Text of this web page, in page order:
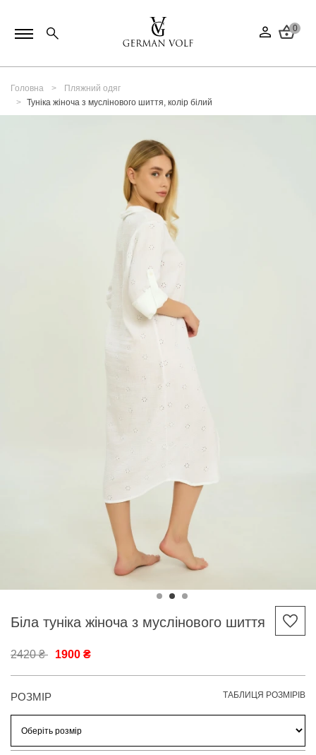
0
Головна
Пляжний одяг
Туніка жіноча з муслінового шиття, колір білий
Біла туніка жіноча з муслінового шиття
2420 ₴ 1900 ₴
РОЗМІР ТАБЛИЦЯ РОЗМІРІВ